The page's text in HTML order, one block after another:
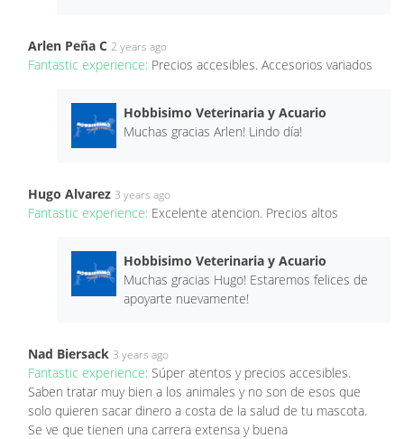
Arlen Peña C 2 years ago
Fantastic experience: Precios accesibles. Accesorios variados
Hobbisimo Veterinaria y Acuario
Muchas gracias Arlen! Lindo día!
Hugo Alvarez 3 years ago
Fantastic experience: Excelente atencion. Precios altos
Hobbisimo Veterinaria y Acuario
Muchas gracias Hugo! Estaremos felices de
apoyarte nuevamente!
Nad Biersack 3 years ago
Fantastic experience: Súper atentos y precios accesibles.
Saben tratar muy bien a los animales y no son de esos que
solo quieren sacar dinero a costa de la salud de tu mascota.
Se ve que tienen una carrera extensa y buena